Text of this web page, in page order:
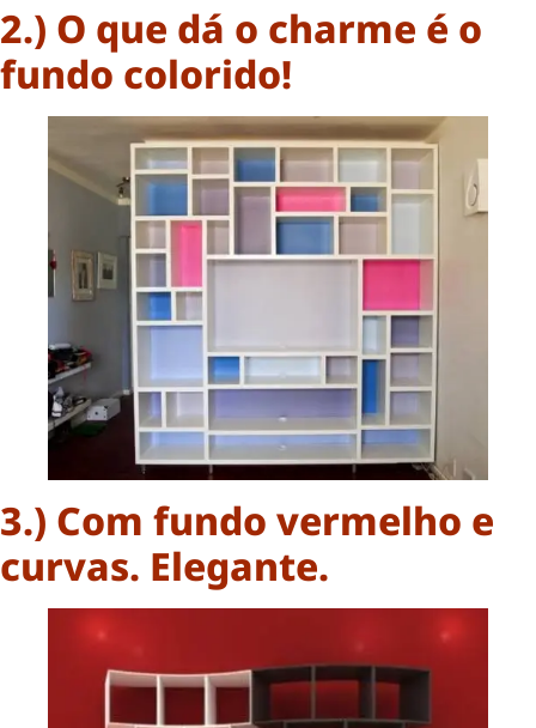
2.) O que dá o charme é o
fundo colorido!
3.) Com fundo vermelho e
curvas. Elegante.